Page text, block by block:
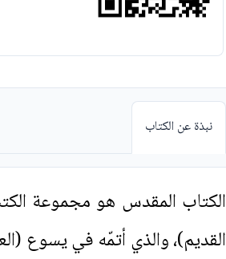
نبذة عن الكتاب
الكتاب المقدس هو مجموعة
القديم)، والذي أتمّه في يسوع